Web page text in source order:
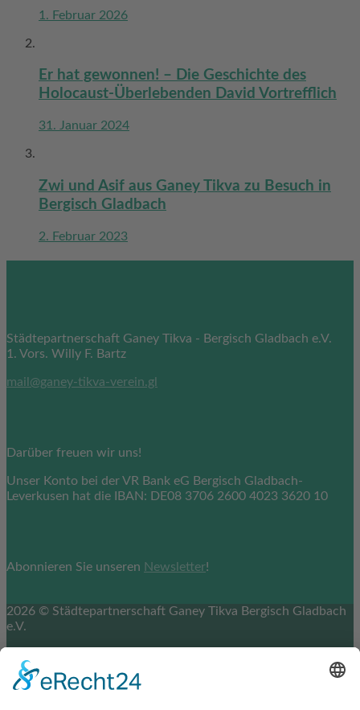
1. Februar 2026
Er hat gewonnen! – Die Geschichte des
Holocaust-Überlebenden David Vortrefflich
31. Januar 2024
Zwi und Asif aus Ganey Tikva zu Besuch in
Bergisch Gladbach
2. Februar 2023
Städtepartnerschaft Ganey Tikva - Bergisch Gladbach e.V.
1. Vors. Willy F. Bartz
mail@ganey-tikva-verein.gl
Darüber freuen wir uns!
Unser Konto bei der VR Bank eG Bergisch Gladbach-
Leverkusen hat die IBAN: DE08 3706 2600 4023 3620 10
Abonnieren Sie unseren Newsletter!
2026 © Städtepartnerschaft Ganey Tikva Bergisch Gladbach
e.V.
Datenschutz
Cookie-Einstellungen